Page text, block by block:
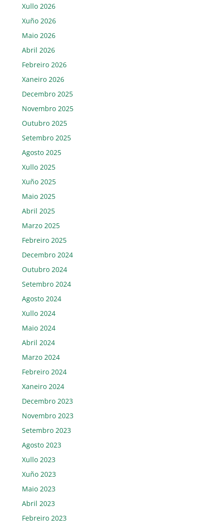
Xullo 2026
Xuño 2026
Maio 2026
Abril 2026
Febreiro 2026
Xaneiro 2026
Decembro 2025
Novembro 2025
Outubro 2025
Setembro 2025
Agosto 2025
Xullo 2025
Xuño 2025
Maio 2025
Abril 2025
Marzo 2025
Febreiro 2025
Decembro 2024
Outubro 2024
Setembro 2024
Agosto 2024
Xullo 2024
Maio 2024
Abril 2024
Marzo 2024
Febreiro 2024
Xaneiro 2024
Decembro 2023
Novembro 2023
Setembro 2023
Agosto 2023
Xullo 2023
Xuño 2023
Maio 2023
Abril 2023
Febreiro 2023